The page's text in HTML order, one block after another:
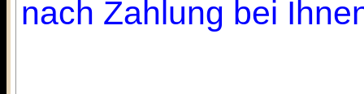
nach Zahlung bei